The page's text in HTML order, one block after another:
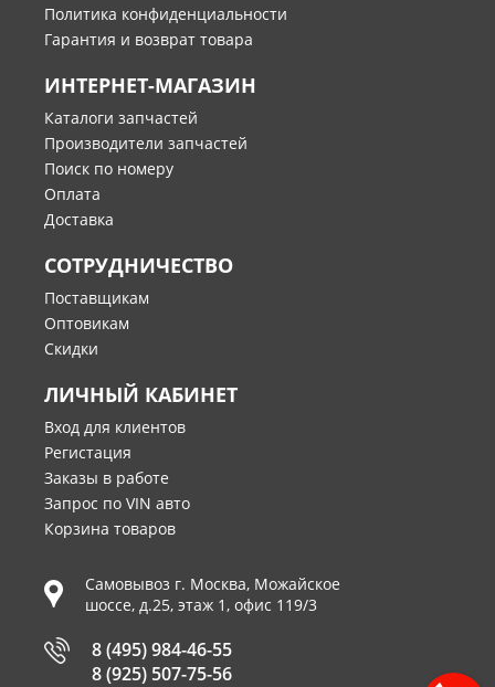
Политика конфиденциальности
Гарантия и возврат товара
ИНТЕРНЕТ-МАГАЗИН
Каталоги запчастей
Производители запчастей
Поиск по номеру
Оплата
Доставка
СОТРУДНИЧЕСТВО
Поставщикам
Оптовикам
Скидки
ЛИЧНЫЙ КАБИНЕТ
Вход для клиентов
Регистация
Заказы в работе
Запрос по VIN авто
Корзина товаров
Самовывоз г. Москва, Можайское
шоссе, д.25, этаж 1, офис 119/3
8 (495) 984-46-55
8 (925) 507-75-56